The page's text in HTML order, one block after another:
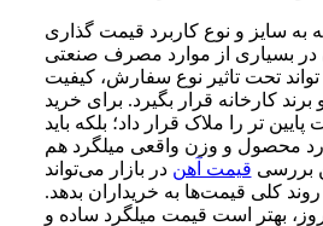
به سایز و نوع کاربرد قیمت گذاری
در بسیاری از موارد مصرف صنعتی
تحت تاثیر نوع سفارش، کیفیت
کارخانه قرار بگیرد. برای خرید
پایین تر را ملاک قرار داد؛ بلکه باید
محصول و وزن واقعی میلگرد هم
بررسی قیمت آهن در بازار می‌تواند
کلی قیمت‌ها به خریداران بدهد.
بهتر است قیمت میلگرد ساده و